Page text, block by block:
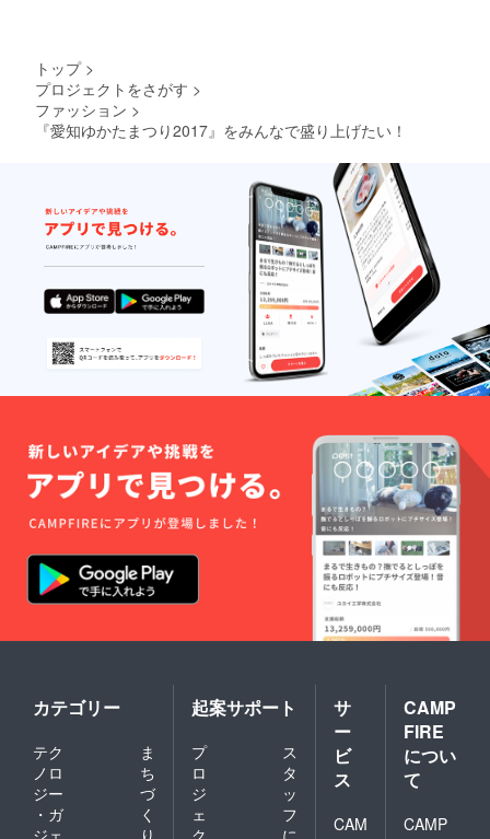
トップ >
プロジェクトをさがす >
ファッション >
『愛知ゆかたまつり2017』をみんなで盛り上げたい！
カテゴリー
テク
ノロ
ジー
・ガ
ジェ
ま
ち
づ
く
り
起案サポート
プ
ロ
ジ
ェ
ク
ス
タ
ッ
フ
に
サ
ー
ビ
ス
CAM
CAMP
FIRE
につい
て
CAMP